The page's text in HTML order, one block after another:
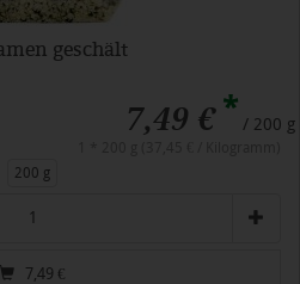
geschält
7,49 €* / 200 g
200 g
7,49 €